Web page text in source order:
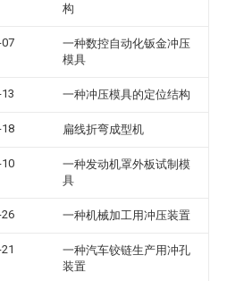
构
一种数控自动化钣金冲压
模具
一种冲压模具的定位结构
扁线折弯成型机
一种发动机罩外板试制模
具
一种机械加工用冲压装置
一种汽车铰链生产用冲孔
装置